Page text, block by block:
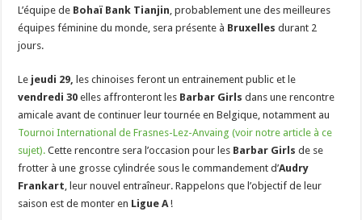
L’équipe de Bohaï Bank Tianjin, probablement une des meilleures
équipes féminine du monde, sera présente à Bruxelles durant 2
jours.
Le jeudi 29, les chinoises feront un entrainement public et le
vendredi 30 elles affronteront les Barbar Girls dans une rencontre
amicale avant de continuer leur tournée en Belgique, notamment au
Tournoi International de Frasnes-Lez-Anvaing (voir notre article à ce
sujet). Cette rencontre sera l’occasion pour les Barbar Girls de se
frotter à une grosse cylindrée sous le commandement d’Audry
Frankart, leur nouvel entraîneur. Rappelons que l’objectif de leur
saison est de monter en Ligue A!